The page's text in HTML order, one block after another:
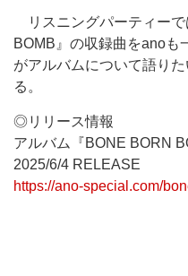
リスニングパーティーで
BOMB』の収録曲をanoも
がアルバムについて語り
る。
◎リリース情報
アルバム『BONE BORN
2025/6/4 RELEASE
https://ano-special.com/